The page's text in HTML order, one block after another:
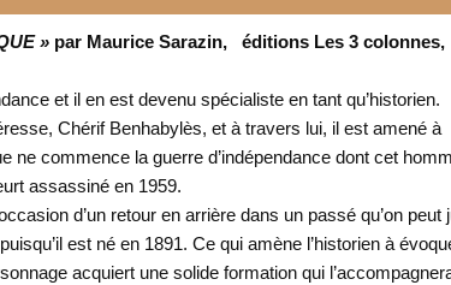
» par Maurice Sarazin, éditions Les 3 colonnes,
et il en est devenu spécialiste en tant qu’historien.
Chérif Benhabylès, et à travers lui, il est amené à
ne commence la guerre d’indépendance dont cet
assassiné en 1959.
d’un retour en arrière dans un passé qu’on peut
est né en 1891. Ce qui amène l’historien à
acquiert une solide formation qui